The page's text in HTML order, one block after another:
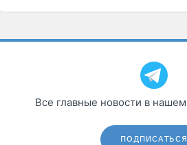
Все главные новости в
ПОДПИСАТЬСЯ